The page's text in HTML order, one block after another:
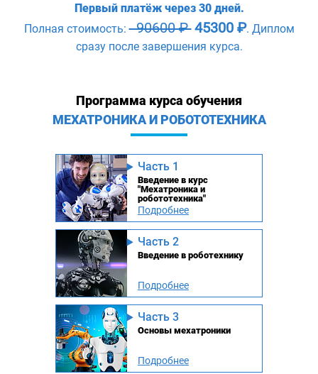
Первый платёж через 30 дней.
Полная стоимость:90600 ₽45300 ₽. Диплом
сразу после завершения курса.
Программа курса обучения
МЕХАТРОНИКА И РОБОТОТЕХНИКА
Часть 1
Введение в курс
"Мехатроника и
робототехника"
Подробнее
Часть 2
Введение в роботехнику
Подробнее
Часть 3
Основы мехатроники
Подробнее